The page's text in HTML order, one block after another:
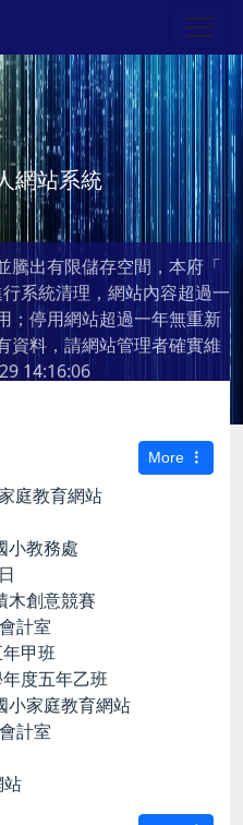
網站系統
騰出有限儲存空間，本府「
系統清理，網站內容超過一
；停用網站超過一年無重新
資料，請網站管理者確實維
14:16:06
More
庭教育網站
小教務處
木創意競賽
計室
甲班
度五年乙班
小家庭教育網站
計室
站